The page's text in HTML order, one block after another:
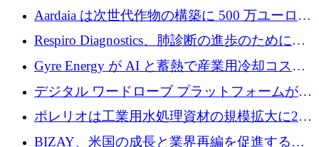
維仕分け規模拡大に7桁の資金調達
Aardaia は次世代作物の構築に 500 万ユーロを
寄付
Respiro Diagnostics、肺診断の進歩のために
100 万ポンドを確保
Gyre Energy が AI と蓄熱で産業用冷却コスト
を削減するために 130 万ドルを調達
デジタル ワードローブ プラットフォームが
1,000 万人のユーザーに到達し、Whering が
700 万ドルを獲得
ポレリオは工業用水処理資材の規模拡大に240
万ユーロを確保
BIZAY、米国の成長と業界再編を促進するた